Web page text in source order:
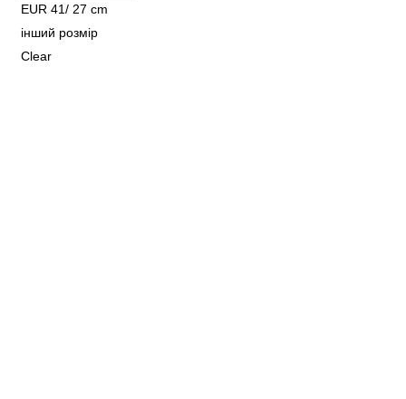
EUR 41/ 27 cm
інший розмір
Clear